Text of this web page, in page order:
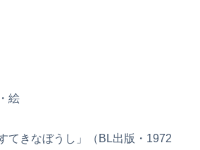
絵
てきなぼうし」（BL出版・1972